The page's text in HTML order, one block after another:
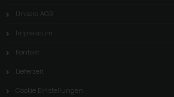
Unsere AGB
Impressum
Kontakt
Lieferzeit
Cookie Einstellungen